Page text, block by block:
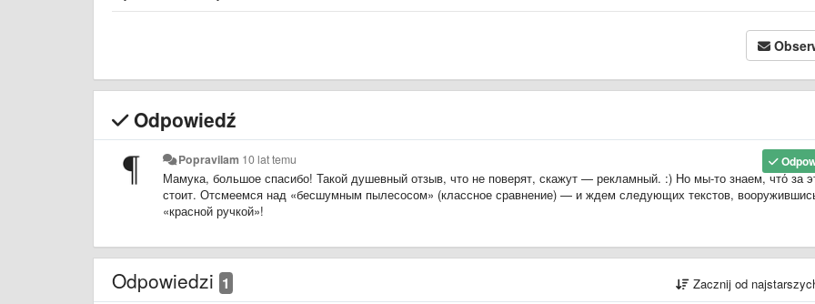
Odpowiedź
Popravilam 10 lat temu
Мамука, большое спасибо! Такой душевный отзыв, что не поверят, скажут — рекламный. :) Но мы-то знаем, что́ за
стоит. Отсмеемся над «бесшумным пылесосом» (классное сравнение) — и ждем следующих текстов,
«красной ручкой»!
Odpowiedzi 1 Zacznij od